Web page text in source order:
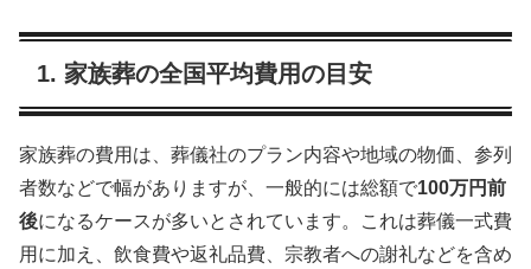
1. 家族葬の全国平均費用の目安
家族葬の費用は、葬儀社のプラン内容や地域の物価、参列
者数などで幅がありますが、一般的には総額で100万円前
後になるケースが多いとされています。これは葬儀一式費
用に加え、飲食費や返礼品費、宗教者への謝礼などを含め